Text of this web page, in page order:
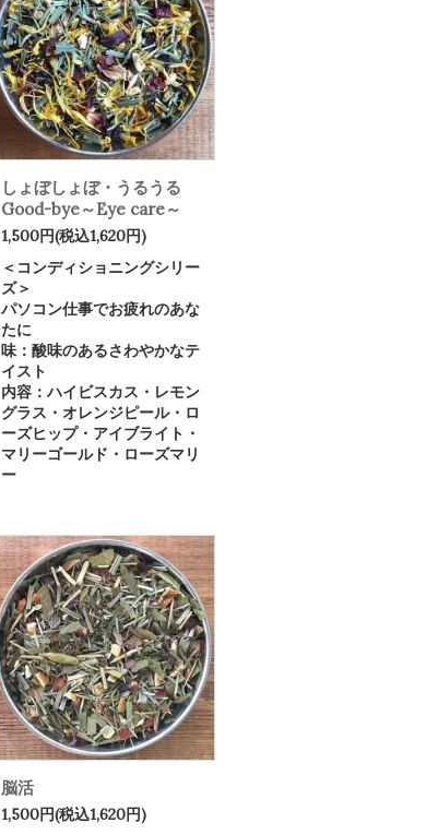
しょぼしょぼ・うるうる
Good-bye～Eye care～
1,500円(税込1,620円)
＜コンディショニングシリー
ズ＞
パソコン仕事でお疲れのあな
たに
味：酸味のあるさわやかなテ
イスト
内容：ハイビスカス・レモン
グラス・オレンジピール・ロ
ーズヒップ・アイブライト・
マリーゴールド・ローズマリ
ー
脳活
1,500円(税込1,620円)